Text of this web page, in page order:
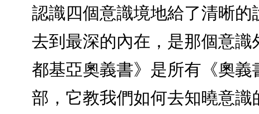
認識四個意識境地給了清晰
去到最深的內在，是那個意
都基亞奧義書》是所有《奧
部，它教我們如何去知曉意